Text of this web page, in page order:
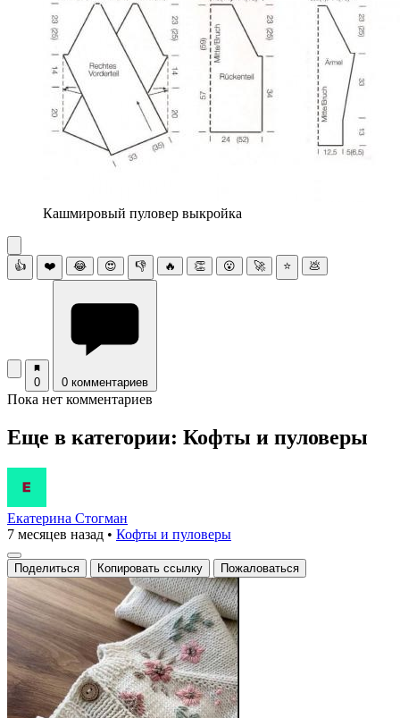
Кашмировый пуловер выкройка
👍 ❤️ 😂 😍 👎 🔥 👏 😮 🚀 ⭐ 💩
0 0 комментариев
Пока нет комментариев
Еще в категории: Кофты и пуловеры
Екатерина Стогман
7 месяцев назад • Кофты и пуловеры
Поделиться Копировать ссылку Пожаловаться